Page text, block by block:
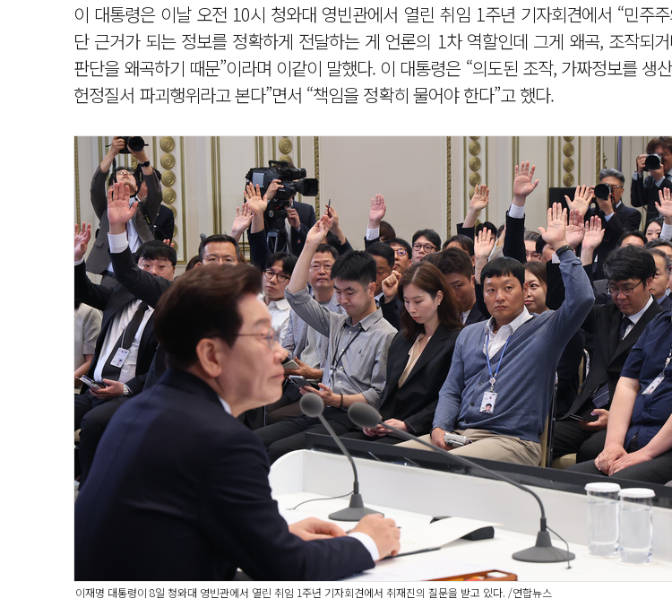
이 대통령은 이날 오전 10시 청와대 영빈관에서 열린 취임 1주년 기자회견에서 “민주
단 근거가 되는 정보를 정확하게 전달하는 게 언론의 1차 역할인데 그게 왜곡, 조작되
판단을 왜곡하기 때문”이라며 이같이 말했다. 이 대통령은 “의도된 조작, 가짜정보를 생
헌정질서 파괴행위라고 본다”면서 “책임을 정확히 물어야 한다”고 했다.
이재명 대통령이 8일 청와대 영빈관에서 열린 취임 1주년 기자회견에서 취재진의 질문을 받고 있다. /연합뉴스